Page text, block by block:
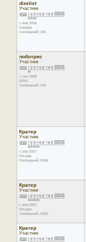
dizelist
Участник
с янв 2006
Самара
Сообщений: 392
лоботряс
Участник
с сен 2008
42RU
Сообщений: 246
Кратер
Участник
с апр 2007
Отсюда
Сообщений: 2656
Кратер
Участник
с апр 2007
Отсюда
Сообщений: 2656
Кратер
Участник